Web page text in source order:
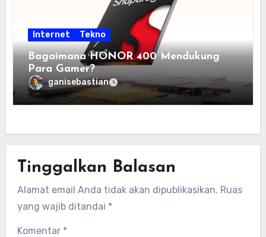
Internet Tekno
Bagaimana HONOR 400 Mendukung
Para Gamer?
ganisebastian
Tinggalkan Balasan
Alamat email Anda tidak akan dipublikasikan. Ruas
yang wajib ditandai *
Komentar *